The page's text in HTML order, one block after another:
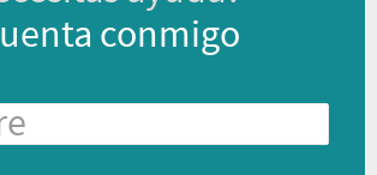
conmigo